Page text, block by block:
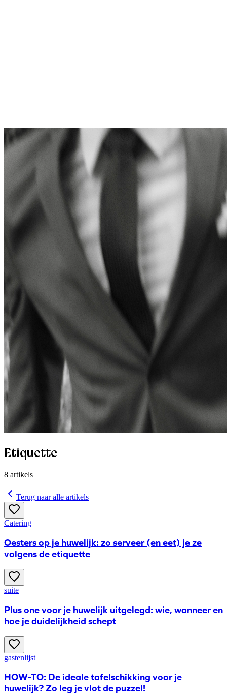
Etiquette
8 artikels
Terug naar alle artikels
Catering
Oesters op je huwelijk: zo serveer (en eet) je ze
volgens de etiquette
suite
Plus one voor je huwelijk uitgelegd: wie, wanneer en
hoe je duidelijkheid schept
gastenlijst
HOW-TO: De ideale tafelschikking voor je
huwelijk? Zo leg je vlot de puzzel!